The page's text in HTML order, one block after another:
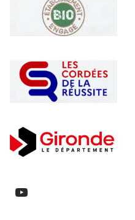
https://